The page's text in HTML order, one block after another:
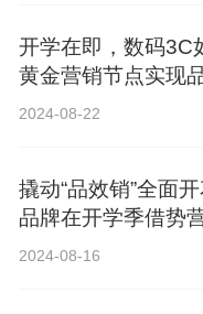
开学在即，数码3C
黄金营销节点实现
2024-08-22
撬动“品效销”全面
品牌在开学季借势
了！
2024-08-16